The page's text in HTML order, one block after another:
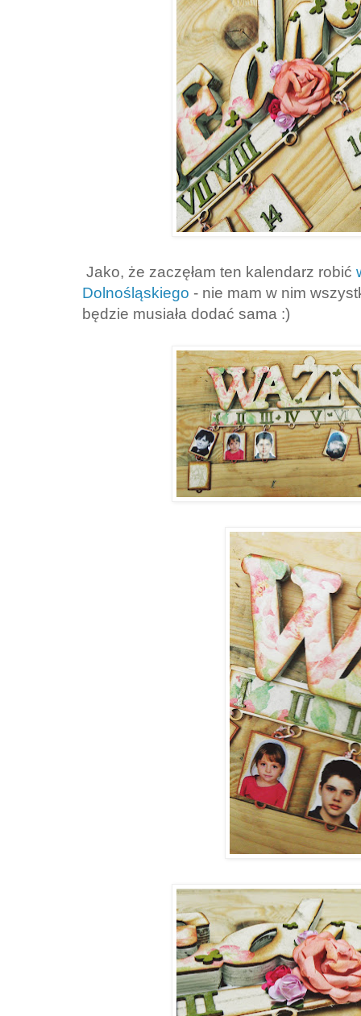
Jako, że zaczęłam ten kalendarz robić
Dolnośląskiego - nie mam w nim
będzie musiała dodać sama :)